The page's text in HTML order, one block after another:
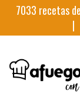
7033 recetas
|